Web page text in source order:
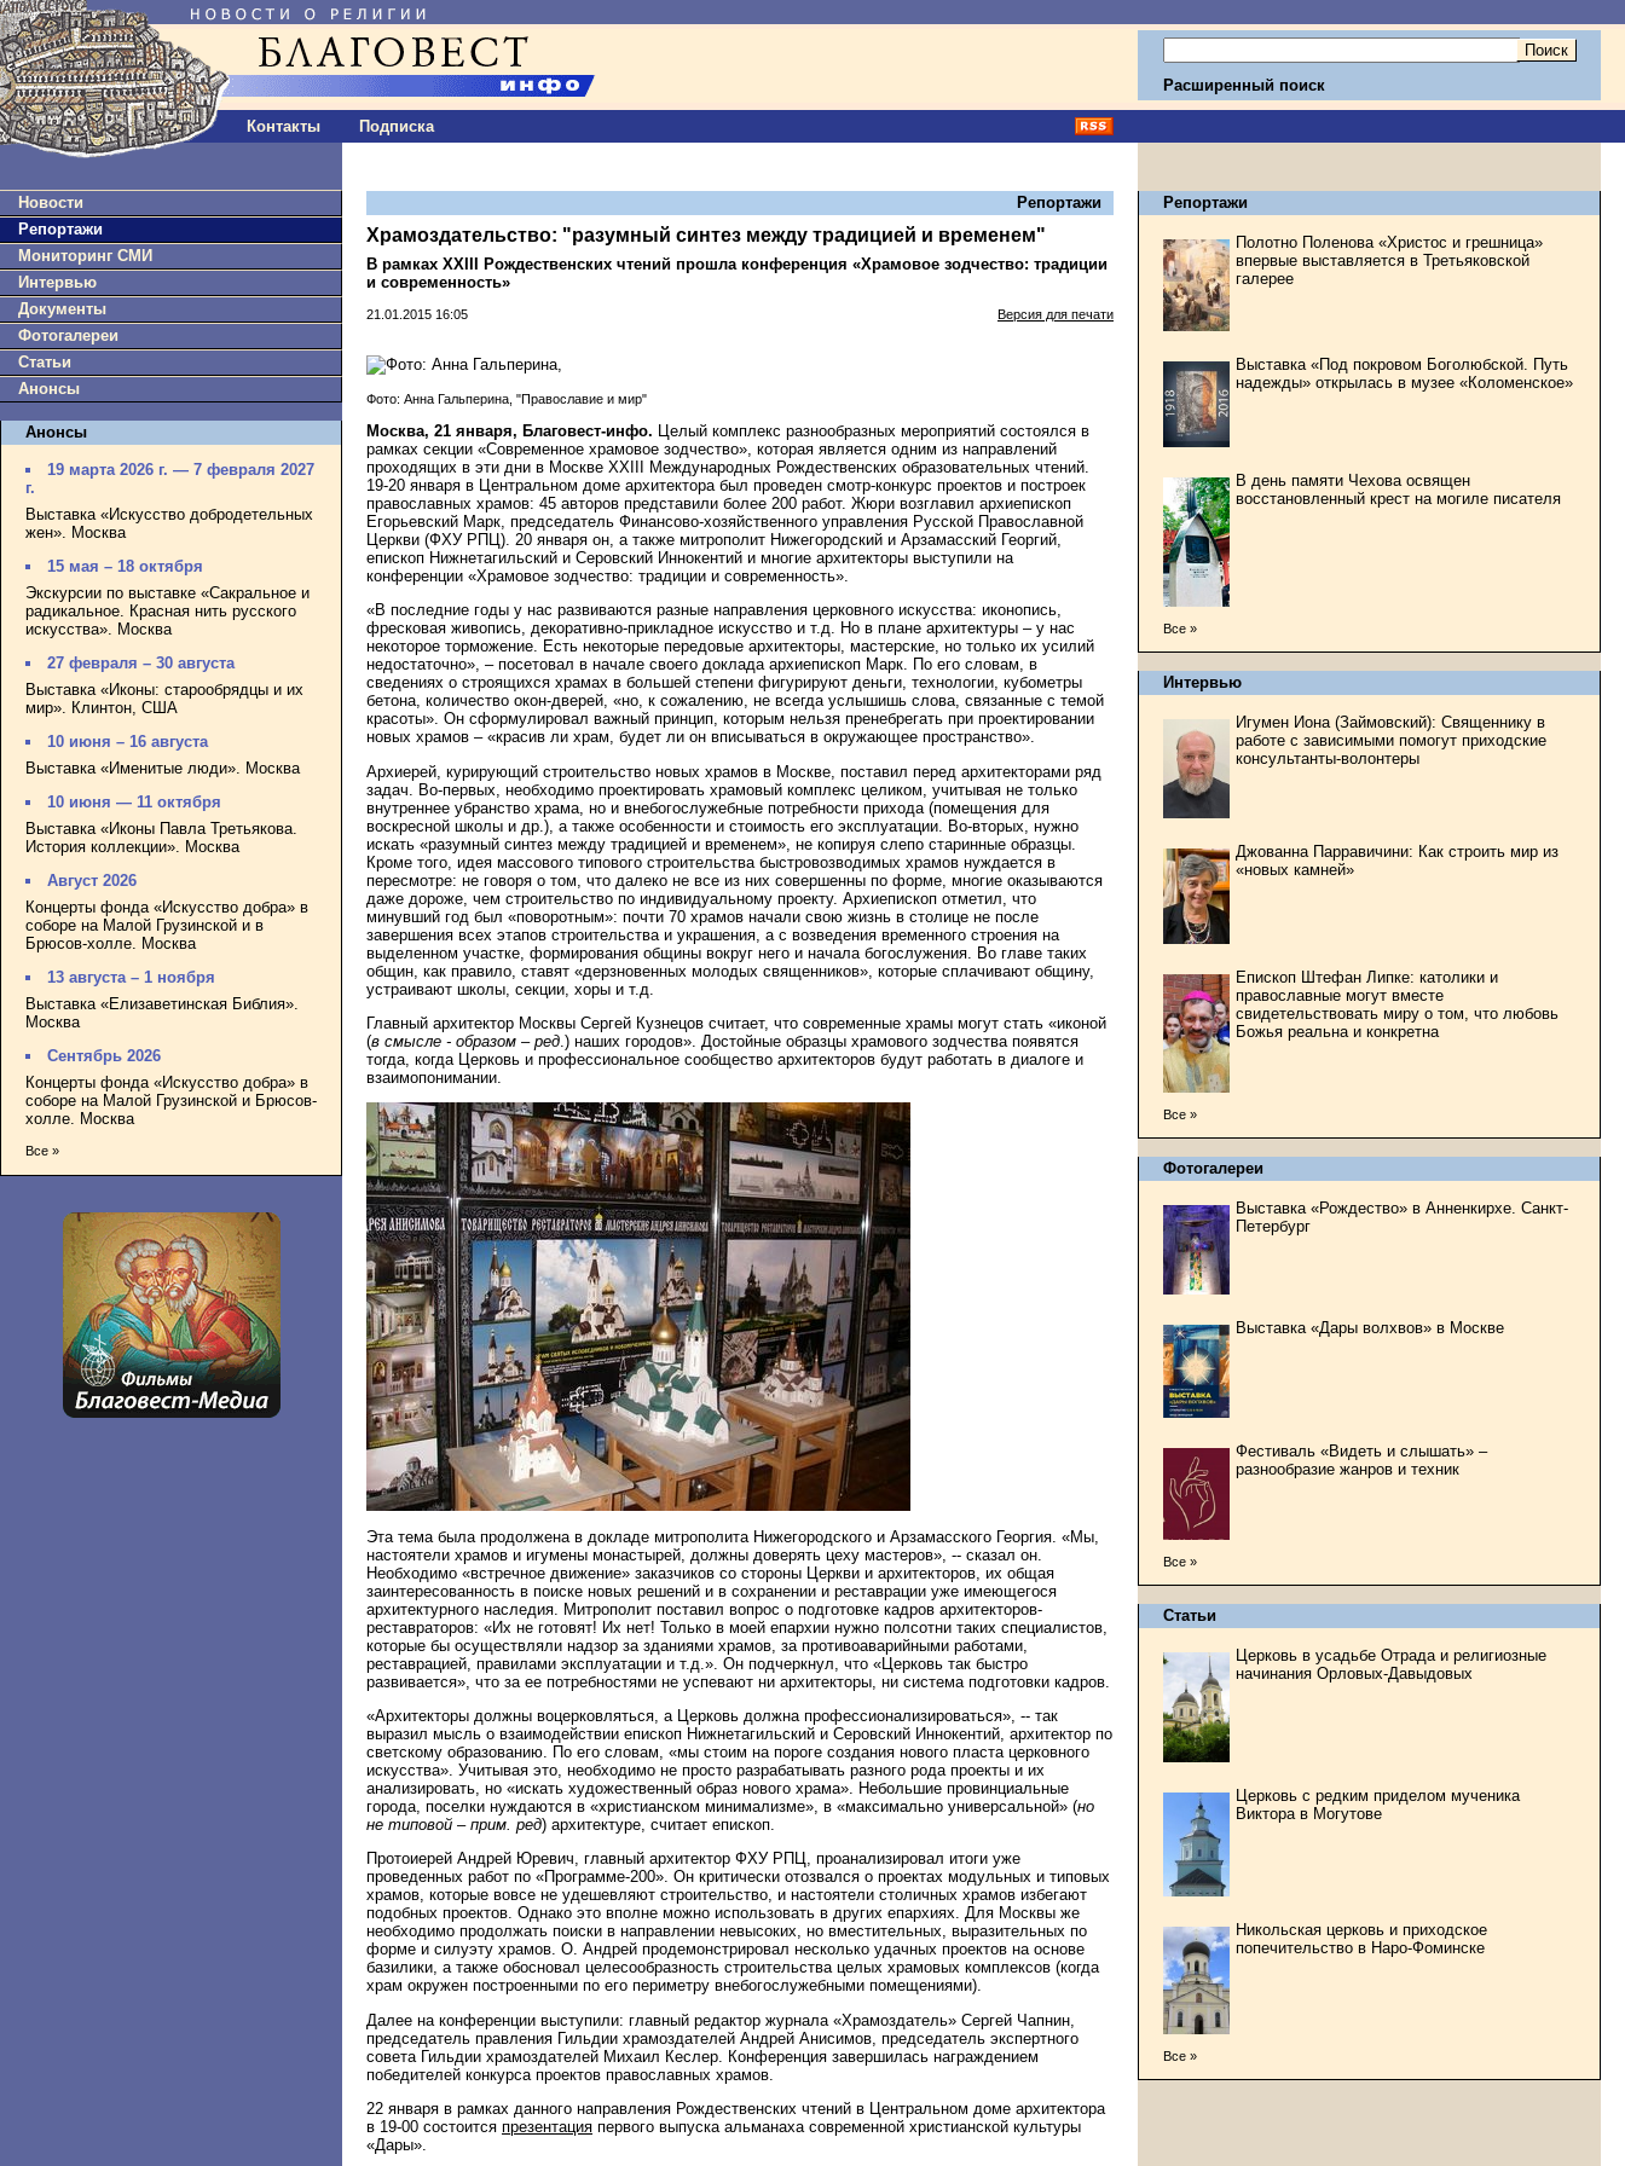
Контакты Подписка
Расширенный поиск
Новости
Репортажи
Мониторинг СМИ
Интервью
Документы
Фотогалереи
Статьи
Анонсы
Анонсы
19 марта 2026 г. — 7 февраля 2027
г.
Выставка «Искусство добродетельных
жен». Москва
15 мая – 18 октября
Экскурсии по выставке «Сакральное и
радикальное. Красная нить русского
искусства». Москва
27 февраля – 30 августа
Выставка «Иконы: старообрядцы и их
мир». Клинтон, США
10 июня – 16 августа
Выставка «Именитые люди». Москва
10 июня — 11 октября
Выставка «Иконы Павла Третьякова.
История коллекции». Москва
Август 2026
Концерты фонда «Искусство добра» в
соборе на Малой Грузинской и в
Брюсов-холле. Москва
13 августа – 1 ноября
Выставка «Елизаветинская Библия».
Москва
Сентябрь 2026
Концерты фонда «Искусство добра» в
соборе на Малой Грузинской и Брюсов-
холле. Москва
Все »
Репортажи
Храмоздательство: "разумный синтез между традицией и временем"
В рамках ХХIII Рождественских чтений прошла конференция «Храмовое зодчество: традиции
и современность»
21.01.2015 16:05 Версия для печати
Фото: Анна Гальперина, "Православие и мир"
Москва, 21 января, Благовест-инфо. Целый комплекс разнообразных мероприятий состоялся в
рамках секции «Современное храмовое зодчество», которая является одним из направлений
проходящих в эти дни в Москве ХХIII Международных Рождественских образовательных чтений.
19-20 января в Центральном доме архитектора был проведен смотр-конкурс проектов и построек
православных храмов: 45 авторов представили более 200 работ. Жюри возглавил архиепископ
Егорьевский Марк, председатель Финансово-хозяйственного управления Русской Православной
Церкви (ФХУ РПЦ). 20 января он, а также митрополит Нижегородский и Арзамасский Георгий,
епископ Нижнетагильский и Серовский Иннокентий и многие архитекторы выступили на
конференции «Храмовое зодчество: традиции и современность».
«В последние годы у нас развиваются разные направления церковного искусства: иконопись,
фресковая живопись, декоративно-прикладное искусство и т.д. Но в плане архитектуры – у нас
некоторое торможение. Есть некоторые передовые архитекторы, мастерские, но только их усилий
недостаточно», – посетовал в начале своего доклада архиепископ Марк. По его словам, в
сведениях о строящихся храмах в большей степени фигурируют деньги, технологии, кубометры
бетона, количество окон-дверей, «но, к сожалению, не всегда услышишь слова, связанные с темой
красоты». Он сформулировал важный принцип, которым нельзя пренебрегать при проектировании
новых храмов – «красив ли храм, будет ли он вписываться в окружающее пространство».
Архиерей, курирующий строительство новых храмов в Москве, поставил перед архитекторами ряд
задач. Во-первых, необходимо проектировать храмовый комплекс целиком, учитывая не только
внутреннее убранство храма, но и внебогослужебные потребности прихода (помещения для
воскресной школы и др.), а также особенности и стоимость его эксплуатации. Во-вторых, нужно
искать «разумный синтез между традицией и временем», не копируя слепо старинные образцы.
Кроме того, идея массового типового строительства быстровозводимых храмов нуждается в
пересмотре: не говоря о том, что далеко не все из них совершенны по форме, многие оказываются
даже дороже, чем строительство по индивидуальному проекту. Архиепископ отметил, что
минувший год был «поворотным»: почти 70 храмов начали свою жизнь в столице не после
завершения всех этапов строительства и украшения, а с возведения временного строения на
выделенном участке, формирования общины вокруг него и начала богослужения. Во главе таких
общин, как правило, ставят «дерзновенных молодых священников», которые сплачивают общину,
устраивают школы, секции, хоры и т.д.
Главный архитектор Москвы Сергей Кузнецов считает, что современные храмы могут стать «иконой
(в смысле - образом – ред .) наших городов». Достойные образцы храмового зодчества появятся
тогда, когда Церковь и профессиональное сообщество архитекторов будут работать в диалоге и
взаимопонимании.
Эта тема была продолжена в докладе митрополита Нижегородского и Арзамасского Георгия. «Мы,
настоятели храмов и игумены монастырей, должны доверять цеху мастеров», -- сказал он.
Необходимо «встречное движение» заказчиков со стороны Церкви и архитекторов, их общая
заинтересованность в поиске новых решений и в сохранении и реставрации уже имеющегося
архитектурного наследия. Митрополит поставил вопрос о подготовке кадров архитекторов-
реставраторов: «Их не готовят! Их нет! Только в моей епархии нужно полсотни таких специалистов,
которые бы осуществляли надзор за зданиями храмов, за противоаварийными работами,
реставрацией, правилами эксплуатации и т.д.». Он подчеркнул, что «Церковь так быстро
развивается», что за ее потребностями не успевают ни архитекторы, ни система подготовки кадров.
«Архитекторы должны воцерковляться, а Церковь должна профессионализироваться», -- так
выразил мысль о взаимодействии епископ Нижнетагильский и Серовский Иннокентий, архитектор по
светскому образованию. По его словам, «мы стоим на пороге создания нового пласта церковного
искусства». Учитывая это, необходимо не просто разрабатывать разного рода проекты и их
анализировать, но «искать художественный образ нового храма». Небольшие провинциальные
города, поселки нуждаются в «христианском минимализме», в «максимально универсальной» (но
не типовой – прим. ред) архитектуре, считает епископ.
Протоиерей Андрей Юревич, главный архитектор ФХУ РПЦ, проанализировал итоги уже
проведенных работ по «Программе-200». Он критически отозвался о проектах модульных и типовых
храмов, которые вовсе не удешевляют строительство, и настоятели столичных храмов избегают
подобных проектов. Однако это вполне можно использовать в других епархиях. Для Москвы же
необходимо продолжать поиски в направлении невысоких, но вместительных, выразительных по
форме и силуэту храмов. О. Андрей продемонстрировал несколько удачных проектов на основе
базилики, а также обосновал целесообразность строительства целых храмовых комплексов (когда
храм окружен построенными по его периметру внебогослужебными помещениями).
Далее на конференции выступили: главный редактор журнала «Храмоздатель» Сергей Чапнин,
председатель правления Гильдии храмоздателей Андрей Анисимов, председатель экспертного
совета Гильдии храмоздателей Михаил Кеслер. Конференция завершилась награждением
победителей конкурса проектов православных храмов.
22 января в рамках данного направления Рождественских чтений в Центральном доме архитектора
в 19-00 состоится презентация первого выпуска альманаха современной христианской культуры
«Дары».
Репортажи
Полотно Поленова «Христос и грешница»
впервые выставляется в Третьяковской
галерее
Выставка «Под покровом Боголюбской. Путь
надежды» открылась в музее «Коломенское»
В день памяти Чехова освящен
восстановленный крест на могиле писателя
Все »
Интервью
Игумен Иона (Займовский): Священнику в
работе с зависимыми помогут приходские
консультанты-волонтеры
Джованна Парравичини: Как строить мир из
«новых камней»
Епископ Штефан Липке: католики и
православные могут вместе
свидетельствовать миру о том, что любовь
Божья реальна и конкретна
Все »
Фотогалереи
Выставка «Рождество» в Анненкирхе. Санкт-
Петербург
Выставка «Дары волхвов» в Москве
Фестиваль «Видеть и слышать» –
разнообразие жанров и техник
Все »
Статьи
Церковь в усадьбе Отрада и религиозные
начинания Орловых-Давыдовых
Церковь с редким приделом мученика
Виктора в Могутове
Никольская церковь и приходское
попечительство в Наро-Фоминске
Все »